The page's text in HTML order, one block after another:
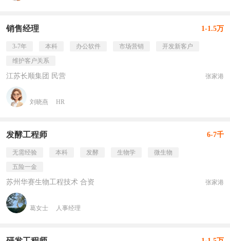
销售经理 1-1.5万
3-7年 本科 办公软件 市场营销
开发新客户
维护客户关系
江苏长顺集团 民营 张家港
刘晓燕 HR
发酵工程师 6-7千
无需经验 本科 发酵 生物学
微生物
五险一金
苏州华赛生物工程技术 合资 张家港
葛女士 人事经理